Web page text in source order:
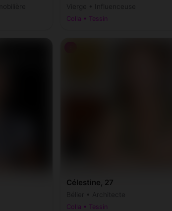
Colla • Tessin
Célestine, 27
Colla • Tessin